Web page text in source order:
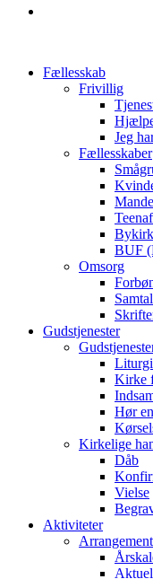
Fællesskab
Frivillig
Jeg
Fællesskaber
BUF
Omsorg
Gudstjenester
Kirke
Hør
Kirkelige
Dåb
Vielse
Aktiviteter